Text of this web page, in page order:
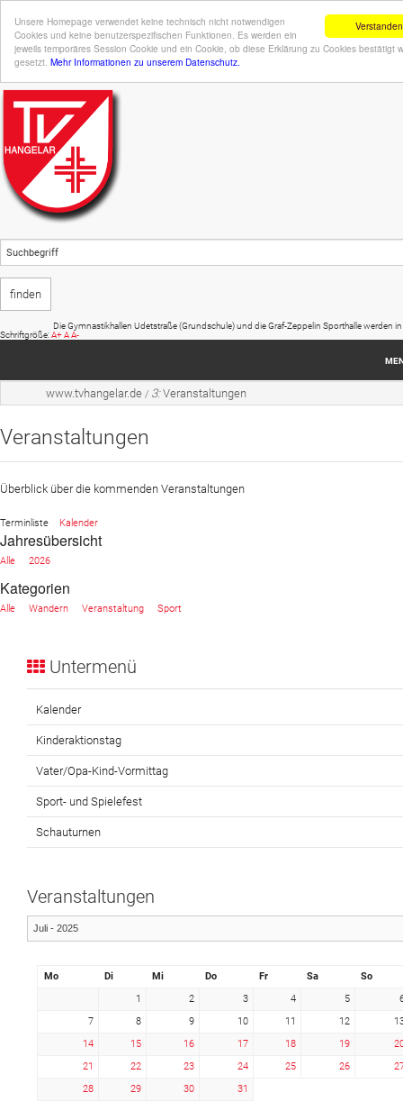
Verstanden
Unsere Homepage verwendet keine technisch nicht notwendigen
Cookies und keine benutzerspezifischen Funktionen. Es werden ein
jeweils temporäres Session Cookie und ein Cookie, ob diese Erklärung zu Cookies bestätigt
gesetzt. Mehr Informationen zu unserem Datenschutz.
Die Gymnastikhallen Udetstraße (Grundschule) und die Graf-Zeppelin Sporthalle werden
Schriftgröße:A+AA-
Startseite
Sportangebot
Website
www.tvhangelar.de / 3:Veranstaltungen
Veranstaltungen
Überblick über die kommenden Veranstaltungen
Terminliste Kalender
Jahresübersicht
Alle 2026
Kategorien
Alle Wandern Veranstaltung Sport
Untermenü
Kalender
Kinderaktionstag
Vater/Opa-Kind-Vormittag
Sport- und Spielefest
Schauturnen
Veranstaltungen
Mo Di Mi Do Fr Sa
So
1
2 3 4 5
7
8 9 10 11 12
14
15 16 17 18 19
21
22 23 24 25 26
28
29 30 31